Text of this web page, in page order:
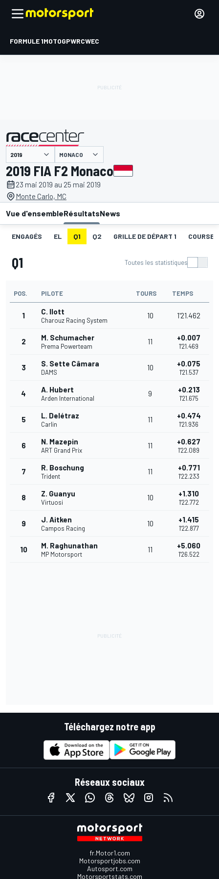
FORMULE 1MOTOGPWRCWEC
présenté par MONACO
2019 FIA F2 Monaco
23 mai 2019 au 25 mai 2019
Monte Carlo, MC
Vue d'ensembleRésultatsNews
ENGAGÉS EL Q1 Q2 GRILLE DE DÉPART 1 COURSE 1
Q1 Toutes les statistiques
POS. PILOTE TOURS TEMPS
1 C. Ilott
Charouz Racing System
10 1'21.462
2 M. Schumacher
Prema Powerteam
11 +0.007
1'21.469
3 S. Sette Câmara
DAMS
10 +0.075
1'21.537
4 A. Hubert
Arden International
9 +0.213
1'21.675
5 L. Delétraz
Carlin
11 +0.474
1'21.936
6 N. Mazepin
ART Grand Prix
11 +0.627
1'22.089
7 R. Boschung
Trident
11 +0.771
1'22.233
8 Z. Guanyu
Virtuosi
10 +1.310
1'22.772
9 J. Aitken
Campos Racing
10 +1.415
1'22.877
10 M. Raghunathan
MP Motorsport
11 +5.060
1'26.522
Téléchargez notre app
Réseaux sociaux
fr.Motor1.com
Motorsportjobs.com
Autosport.com
Motorsportstats.com